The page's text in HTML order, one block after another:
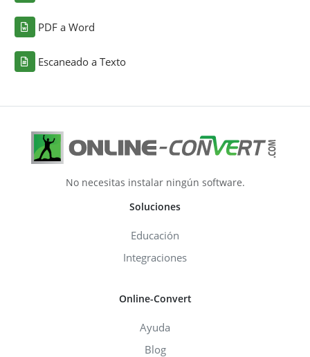
PDF a Word
Escaneado a Texto
No necesitas instalar ningún software.
Soluciones
Educación
Integraciones
Online-Convert
Ayuda
Blog